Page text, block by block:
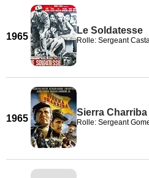
1965
Le Soldatesse
Rolle: Sergeant
1965
Sierra Charriba
Rolle: Sergeant